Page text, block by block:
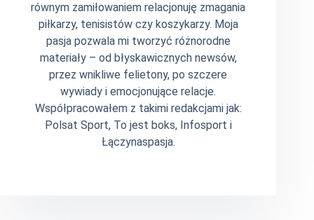
równym zamiłowaniem relacjonuję zmagania
piłkarzy, tenisistów czy koszykarzy. Moja
pasja pozwala mi tworzyć różnorodne
materiały – od błyskawicznych newsów,
przez wnikliwe felietony, po szczere
wywiady i emocjonujące relacje.
Współpracowałem z takimi redakcjami jak:
Polsat Sport, To jest boks, Infosport i
Łączynaspasja.